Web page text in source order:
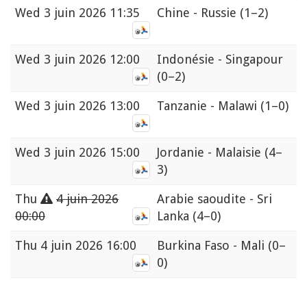
Wed 3 juin 2026 11:35 Chine - Russie (1–2)
Wed 3 juin 2026 12:00
Indonésie - Singapour
(0–2)
Wed 3 juin 2026 13:00 Tanzanie - Malawi (1–0)
Wed 3 juin 2026 15:00 Jordanie - Malaisie (4–
3)
Thu
4 juin 2026
00:00
Arabie saoudite - Sri
Lanka (4–0)
Thu 4 juin 2026 16:00 Burkina Faso - Mali (0–
0)